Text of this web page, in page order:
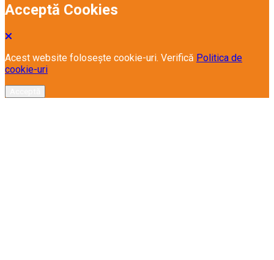
Acceptă Cookies
Acest website folosește cookie-uri. Verifică Politica de
cookie-uri